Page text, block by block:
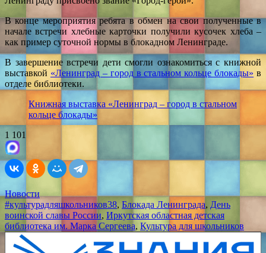
В конце мероприятия ребята в обмен на свои полученные в
начале встречи хлебные карточки получили кусочек хлеба –
как пример суточной нормы в блокадном Ленинграде.
В завершение встречи дети смогли ознакомиться с книжной
выставкой «Ленинград – город в стальном кольце блокады» в
отделе библиотеки.
Книжная выставка «Ленинград – город в стальном
кольце блокады»
1 101
Новости
#культурадляшкольников38, Блокада Ленинграда, День
воинской славы России, Иркутская областная детская
библиотека им. Марка Сергеева, Культура для школьников